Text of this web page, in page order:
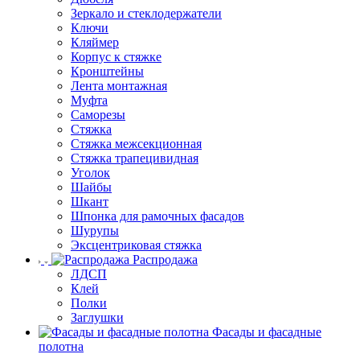
Зеркало и стеклодержатели
Ключи
Кляймер
Корпус к стяжке
Кронштейны
Лента монтажная
Муфта
Саморезы
Стяжка
Стяжка межсекционная
Стяжка трапецивидная
Уголок
Шайбы
Шкант
Шпонка для рамочных фасадов
Шурупы
Эксцентриковая стяжка
Распродажа
ЛДСП
Клей
Полки
Заглушки
Фасады и фасадные
полотна